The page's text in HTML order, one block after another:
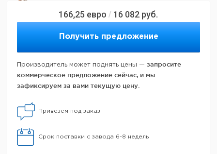
166,25 евро / 16 082 руб.
Получить предложение
Производитель может поднять цены — запросите
коммерческое предложение сейчас, и мы
зафиксируем за вами текущую цену.
Привезем под заказ
Срок поставки с завода 6-8 недель